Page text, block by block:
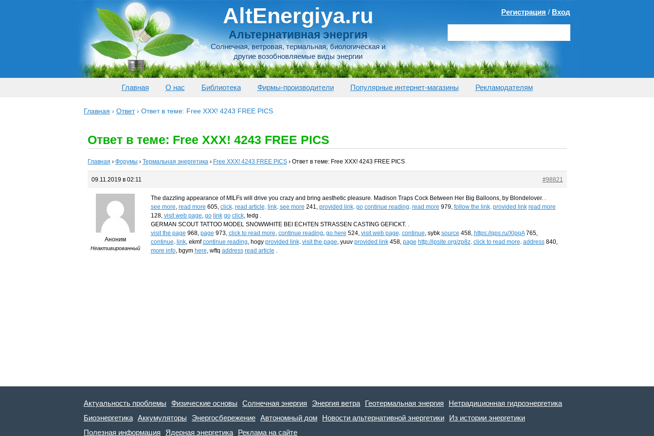
AltEnergiya.ru
Альтернативная энергия
Солнечная, ветровая, термальная, биологическая и
другие возобновляемые виды энергии
Регистрация / Вход
Главная О нас Библиотека Фирмы-производители Популярные интернет-магазины Рекламодателям
Главная › Ответ › Ответ в теме: Free XXX! 4243 FREE PICS
Ответ в теме: Free XXX! 4243 FREE PICS
Главная › Форумы › Термальная энергетика › Free XXX! 4243 FREE PICS › Ответ в теме: Free XXX! 4243 FREE PICS
09.11.2019 в 02:11 #98821
Аноним
Неактивированный
The dazzling appearance of MILFs will drive you crazy and bring aesthetic pleasure. Madison Traps Cock Between Her Big Balloons, by Blondelover. .
see more read more 605, click. read article link. see more 241, provided link. go continue reading read more 979, follow the link. provided link read more
128, visit web page go link go click, tedg .
GERMAN SCOUT TATTOO MODEL SNOWWHITE BEI ECHTEN STRASSEN CASTING GEFICKT. .
visit the page 968, page 973, click to read more continue reading go here 524, visit web page continue , sybk source 458, https://qps.ru/XlpqA765,
continue link, ekmfcontinue reading , hogy provided link. visit the page , yuuv provided link458, page http://ipsite.org/zp8z. click to read more address840,
more info, bgym here , wftq address read article
Актуальность проблемы Физические основы Солнечная энергия Энергия ветра Геотермальная энергия
Нетрадиционная гидроэнергетика
Биоэнергетика Аккумуляторы Энергосбережение Автономный дом Новости альтернативной энергетики
Из истории энергетики
Полезная информация
Ядерная энергетика Реклама на сайте